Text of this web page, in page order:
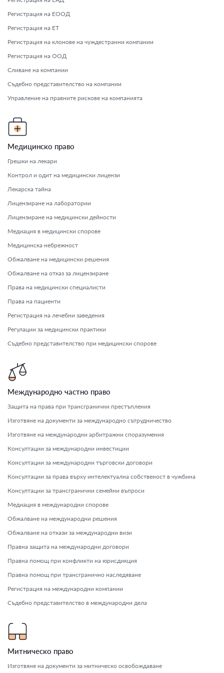
Регистрация на ЕООД
Регистрация на ЕТ
Регистрация на клонове на чуждестранни компании
Регистрация на ООД
Сливане на компании
Съдебно представителство на компании
Управление на правните рискове на компанията
Медицинско право
Грешки на лекари
Контрол и одит на медицински лицензи
Лекарска тайна
Лицензиране на лаборатории
Лицензиране на медицински дейности
Медиация в медицински спорове
Медицинска небрежност
Обжалване на медицински решения
Обжалване на отказ за лицензиране
Права на медицински специалисти
Права на пациенти
Регистрация на лечебни заведения
Регулации за медицински практики
Съдебно представителство при медицински спорове
Международно частно право
Защита на права при трансгранични престъпления
Изготвяне на документи за международно сътрудничество
Изготвяне на международни арбитражни споразумения
Консултации за международни инвестиции
Консултации за международни търговски договори
Консултации за права върху интелектуална собственост в чужбина
Консултации за трансгранични семейни въпроси
Медиация в международни спорове
Обжалване на международни решения
Обжалване на откази за международни визи
Правна защита на международни договори
Правна помощ при конфликти на юрисдикция
Правна помощ при трансгранично наследяване
Регистрация на международни компании
Съдебно представителство в международни дела
Митническо право
Изготвяне на документи за митническо освобождаване